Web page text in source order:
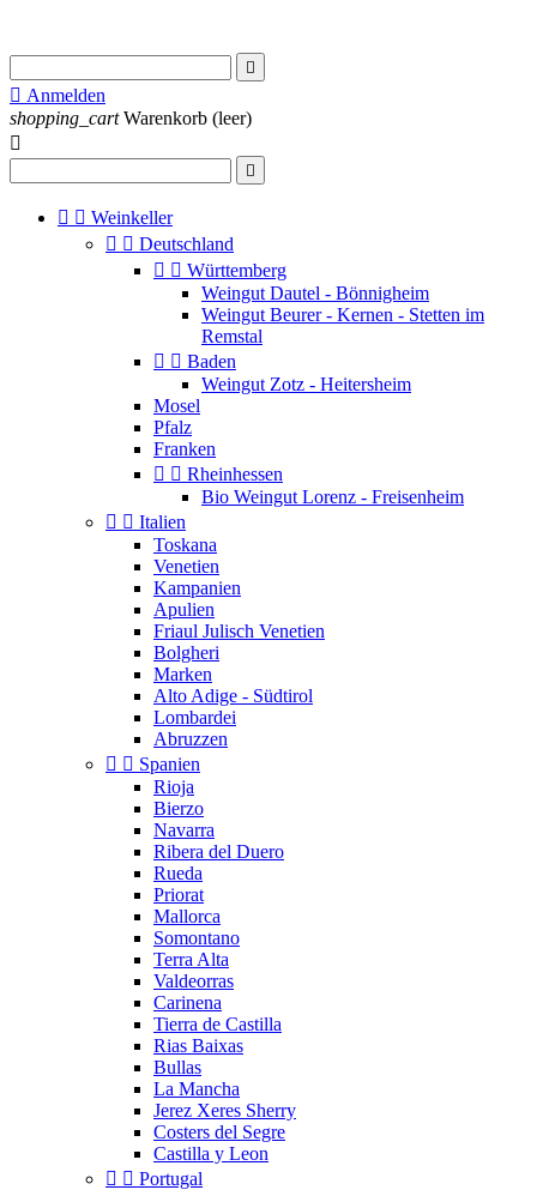

 Anmelden
shopping_cart Warenkorb (leer)


  Weinkeller
  Deutschland
  Württemberg
Weingut Dautel - Bönnigheim
Weingut Beurer - Kernen - Stetten im
Remstal
  Baden
Weingut Zotz - Heitersheim
Mosel
Pfalz
Franken
  Rheinhessen
Bio Weingut Lorenz - Freisenheim
  Italien
Toskana
Venetien
Kampanien
Apulien
Friaul Julisch Venetien
Bolgheri
Marken
Alto Adige - Südtirol
Lombardei
Abruzzen
  Spanien
Rioja
Bierzo
Navarra
Ribera del Duero
Rueda
Priorat
Mallorca
Somontano
Terra Alta
Valdeorras
Carinena
Tierra de Castilla
Rias Baixas
Bullas
La Mancha
Jerez Xeres Sherry
Costers del Segre
Castilla y Leon
  Portugal